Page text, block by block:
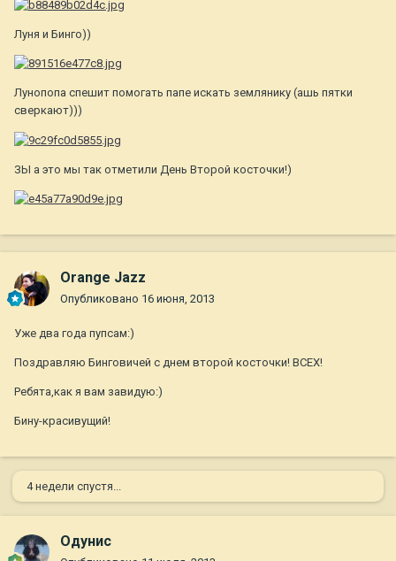
Луня и Бинго))
Лунопопа спешит помогать папе искать землянику (ашь пятки
сверкают)))
ЗЫ а это мы так отметили День Второй косточки!)
Orange Jazz
Опубликовано 16 июня, 2013
Уже два года пупсам:)
Поздравляю Бинговичей с днем второй косточки! ВСЕХ!
Ребята,как я вам завидую:)
Бину-красивущий!
4 недели спустя...
Одунис